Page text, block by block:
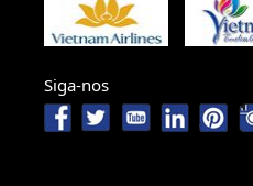
Siga-nos